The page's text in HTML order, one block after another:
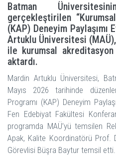
Batman
gerçekleştirilen
(KAP) Deneyim Paylaşımı
Artuklu Üniversitesi
ile kurumsal akreditasyon
aktardı.
Mardin Artuklu Üniversitesi,
Mayıs 2026 tarihinde
Programı (KAP) Deneyim
Fen Edebiyat Fakültesi
programda MAÜ’yü temsilen
Apak, Kalite Koordinatörü Prof.
Görevlisi Büşra Baytur temsil etti.